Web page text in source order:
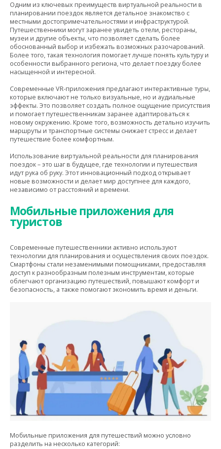
Одним из ключевых преимуществ виртуальной реальности в
планировании поездок является детальное знакомство с
местными достопримечательностями и инфраструктурой.
Путешественники могут заранее увидеть отели, рестораны,
музеи и другие объекты, что позволяет сделать более
обоснованный выбор и избежать возможных разочарований.
Более того, такая технология помогает лучше понять культуру и
особенности выбранного региона, что делает поездку более
насыщенной и интересной.
Современные VR-приложения предлагают интерактивные туры,
которые включают не только визуальные, но и аудиальные
эффекты. Это позволяет создать полное ощущение присутствия
и помогает путешественникам заранее адаптироваться к
новому окружению. Кроме того, возможность детально изучить
маршруты и транспортные системы снижает стресс и делает
путешествие более комфортным.
Использование виртуальной реальности для планирования
поездок – это шаг в будущее, где технологии и путешествия
идут рука об руку. Этот инновационный подход открывает
новые возможности и делает мир доступнее для каждого,
независимо от расстояний и времени.
Мобильные приложения для
туристов
Современные путешественники активно используют
технологии для планирования и осуществления своих поездок.
Смартфоны стали незаменимыми помощниками, предоставляя
доступ к разнообразным полезным инструментам, которые
облегчают организацию путешествий, повышают комфорт и
безопасность, а также помогают экономить время и деньги.
Мобильные приложения для путешествий можно условно
разделить на несколько категорий: